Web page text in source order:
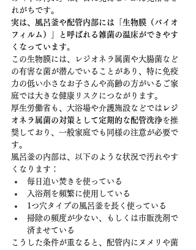
れがちです。
実は、風呂釜や配管内部には「生物膜（バイオ
フィルム）」と呼ばれる雑菌の温床ができやす
くなっています。
この生物膜には、レジオネラ属菌や大腸菌など
の有害な菌が潜んでいることがあり、特に免疫
力の低い小さなお子さんや高齢の方がいるご家
庭では大きな健康リスクにつながります。
厚生労働省も、大浴場や介護施設などでは レジ
オネラ属菌の対策として定期的な配管洗浄を推
奨しており、一般家庭でも同様の注意が必要で
す。
風呂釜の内部は、以下のような状況で汚れやす
くなります：
毎日追い焚きを使っている
入浴剤を頻繁に使用している
1つ穴タイプの風呂釜を長く使っている
掃除の頻度が少ない、もしくは市販洗剤で
済ませている
こうした条件が重なると、配管内にヌメリや菌